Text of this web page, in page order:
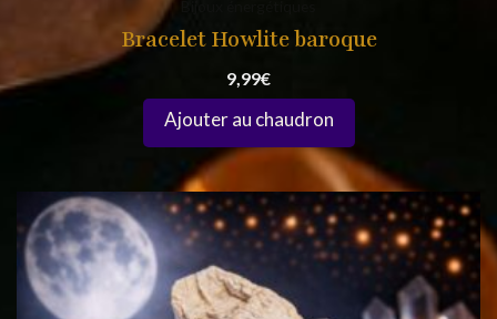
Bracelet Howlite baroque
9,99€